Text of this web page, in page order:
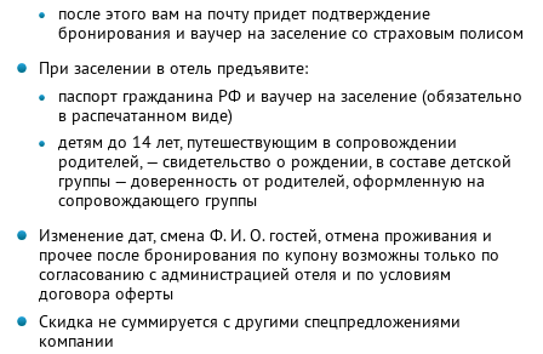
после этого вам на почту придет подтверждение
бронирования и ваучер на заселение со страховым полисом
При заселении в отель предъявите:
паспорт гражданина РФ и ваучер на заселение (обязательно
в распечатанном виде)
детям до 14 лет, путешествующим в сопровождении
родителей, — свидетельство о рождении, в составе детской
группы — доверенность от родителей, оформленную на
сопровождающего группы
Изменение дат, смена Ф. И. О.гостей, отмена проживания и
прочее после бронирования по купону возможны только по
согласованию с администрацией отеля и по условиям
договора оферты
Скидка не суммируется с другими спецпредложениями
компании